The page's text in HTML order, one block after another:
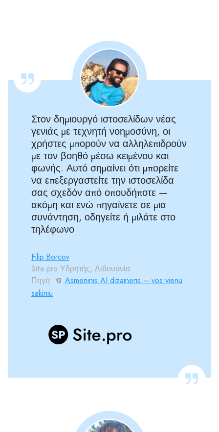
Στον δημιουργό ιστοσελίδων νέας
γενιάς με τεχνητή νοημοσύνη, οι
χρήστες μπορούν να αλληλεπιδρούν
με τον βοηθό μέσω κειμένου και
φωνής. Αυτό σημαίνει ότι μπορείτε
να επεξεργαστείτε την ιστοσελίδα
σας σχεδόν από οπουδήποτε —
ακόμη και ενώ πηγαίνετε σε μια
συνάντηση, οδηγείτε ή μιλάτε στο
τηλέφωνο
Filip Borcov
Site.pro Υδρητής, Λιθουανία
Πηγή:
Asmeninis AI dizaineris – vos vienu
sakiniu